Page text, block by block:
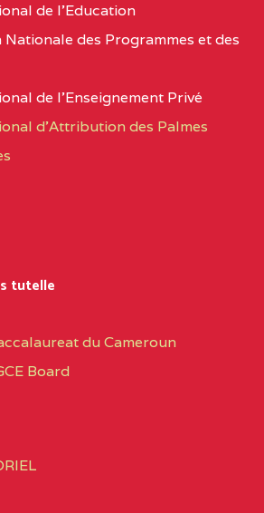
COLLEGE PANAFRICAIN
DE L'EXCELLENCE BP
COLLEGE PRIVE
COLLEGE PRIVE LAIC
SAINT MICHEL
de l’Education
Nationale des Programmes et des
de l’Enseignement Privé
d'Attribution des Palmes
tutelle
du Cameroun
Board